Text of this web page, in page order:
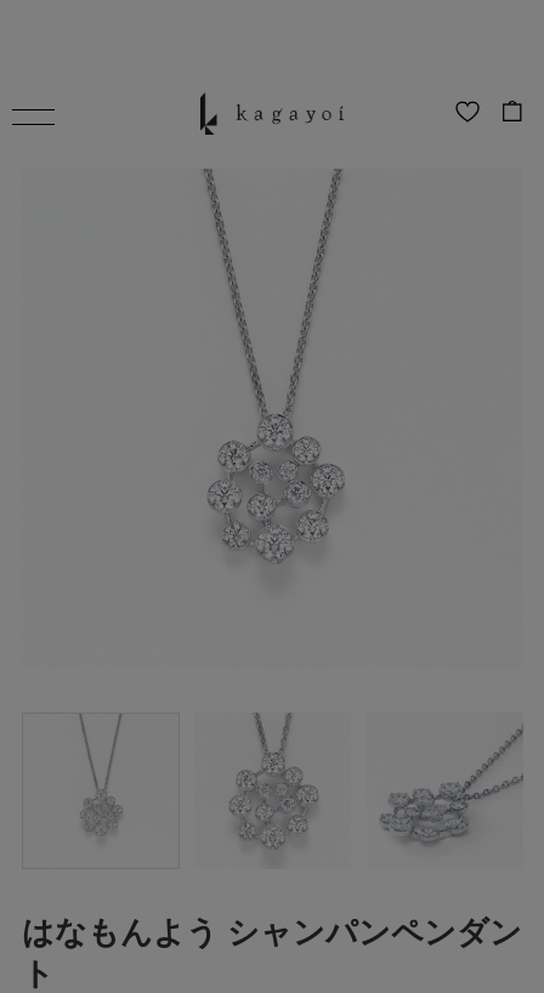
はなもんよう シャンパンペンダン
ト